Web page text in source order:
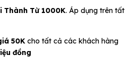
Thành Từ 1000K. Áp dụng trên tất
50K cho tất cả các khách hàng
đồng